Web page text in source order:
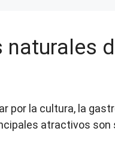
por la cultura, la
atractivos son